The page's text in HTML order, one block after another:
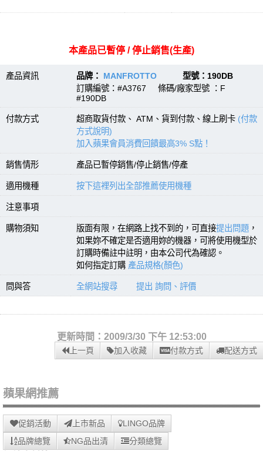
本產品已暫停 / 停止銷售(生產)
產品資訊 品牌： MANFROTTO 型號：190DB
訂購編號：#A3767 條碼/廠家型號 ：F
#190DB
付款方式 超商取貨付款、 ATM、貨到付款、線上刷卡 (付款
方式說明)
加入蘋果會員消費回饋最高3% S點！
銷售情形 產品已暫停銷售/停止銷售/停產
適用機種 按下這裡列出全部推薦使用機種
注意事項
購物須知 版面有限，在網路上找不到的，可直接提出問題 ，
如果妳不確定是否適用妳的機器，可將使用機型於
訂購時備註中註明，由本公司代為確認。
如何指定訂購 產品規格(顏色)
問與答 全網站搜尋 提出 詢問、評價
更新時間：2009/3/30 下午 12:53:00
上一頁 加入收藏 付款方式 配送方式
蘋果網推薦
促銷活動 上市新品
LINGO品牌
品牌總覽
NG品出清 分類總覽